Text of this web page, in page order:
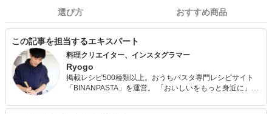
選び方 おすすめ商品
この記事を担当するエキスパート
料理クリエイター、インスタグラマー
Ryogo
掲載レシピ500種類以上。おうちパスタ専門レシピサイト
「BINANPASTA」を運営。 「おいしいをもっと身近に」を
発信している。 レシピ開発や商品PR、執筆、SNS運用サ